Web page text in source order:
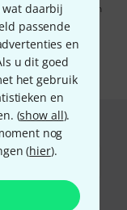
daarbij
passende
en
u dit goed
het gebruik
en
(show all).
nog
(hier).
met het ontvangen
afmelden. Meer
onzerichtlijn